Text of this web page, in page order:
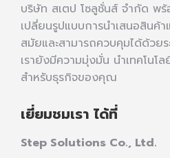
บริษัท สเตป โซลูชั่นส์ จำกัด พร้
เปลี่ยนรูปแบบการนำเสนอสินค้
สมัยและสามารถควบคุมได้ด้วย
เรายังมีความมุ่งมั่น นำเทคโนโ
สำหรับธุรกิจของคุณ
เยี่ยมชมเรา ได้ที่
Step Solutions Co., Ltd.